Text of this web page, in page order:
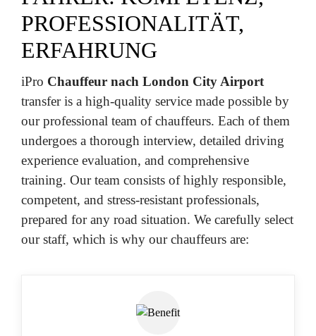
PROFESSIONALITÄT,
ERFAHRUNG
iPro Chauffeur nach London City Airport
transfer is a high-quality service made possible by
our professional team of chauffeurs. Each of them
undergoes a thorough interview, detailed driving
experience evaluation, and comprehensive
training. Our team consists of highly responsible,
competent, and stress-resistant professionals,
prepared for any road situation. We carefully select
our staff, which is why our chauffeurs are: